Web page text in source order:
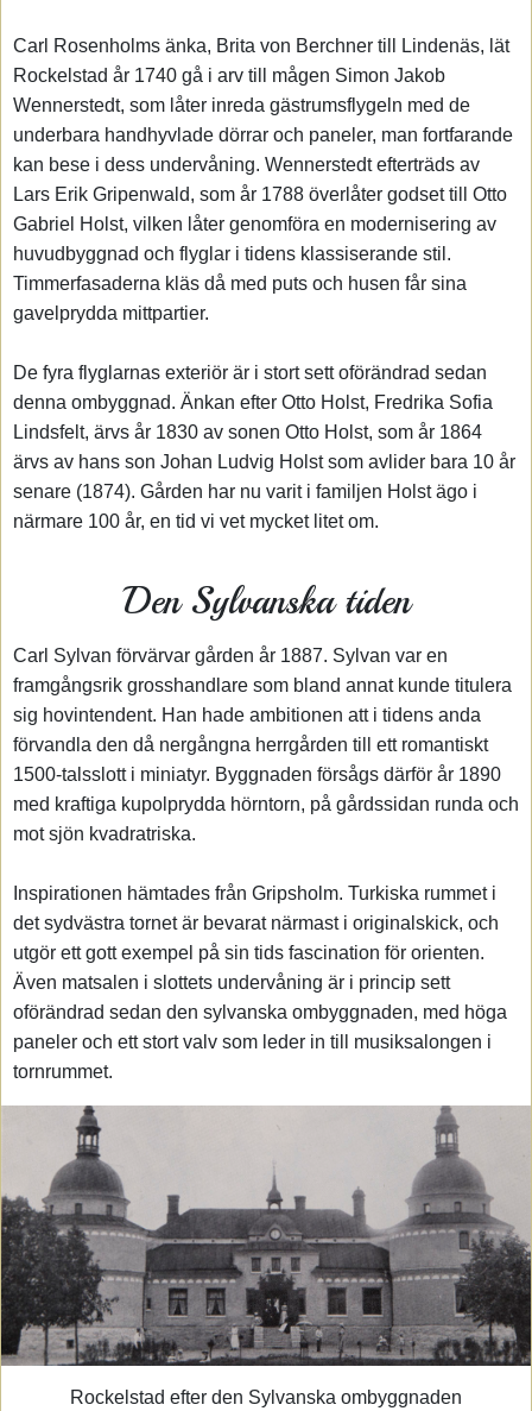
Carl Rosenholms änka, Brita von Berchner till Lindenäs, lät
Rockelstad år 1740 gå i arv till mågen Simon Jakob
Wennerstedt, som låter inreda gästrumsflygeln med de
underbara handhyvlade dörrar och paneler, man fortfarande
kan bese i dess undervåning. Wennerstedt efterträds av
Lars Erik Gripenwald, som år 1788 överlåter godset till Otto
Gabriel Holst, vilken låter genomföra en modernisering av
huvudbyggnad och flyglar i tidens klassiserande stil.
Timmerfasaderna kläs då med puts och husen får sina
gavelprydda mittpartier.
De fyra flyglarnas exteriör är i stort sett oförändrad sedan
denna ombyggnad. Änkan efter Otto Holst, Fredrika Sofia
Lindsfelt, ärvs år 1830 av sonen Otto Holst, som år 1864
ärvs av hans son Johan Ludvig Holst som avlider bara 10 år
senare (1874). Gården har nu varit i familjen Holst ägo i
närmare 100 år, en tid vi vet mycket litet om.
Den Sylvanska tiden
Carl Sylvan förvärvar gården år 1887. Sylvan var en
framgångsrik grosshandlare som bland annat kunde titulera
sig hovintendent. Han hade ambitionen att i tidens anda
förvandla den då nergångna herrgården till ett romantiskt
1500-talsslott i miniatyr. Byggnaden försågs därför år 1890
med kraftiga kupolprydda hörntorn, på gårdssidan runda och
mot sjön kvadratriska.
Inspirationen hämtades från Gripsholm. Turkiska rummet i
det sydvästra tornet är bevarat närmast i originalskick, och
utgör ett gott exempel på sin tids fascination för orienten.
Även matsalen i slottets undervåning är i princip sett
oförändrad sedan den sylvanska ombyggnaden, med höga
paneler och ett stort valv som leder in till musiksalongen i
tornrummet.
Rockelstad efter den Sylvanska ombyggnaden